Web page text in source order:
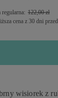
regularna: 122,00 zł
cena z 30 dni
wisiorek z